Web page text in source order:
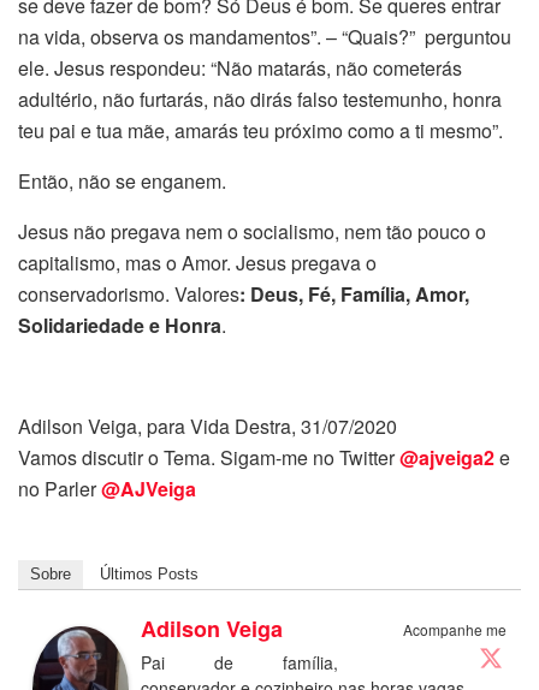
na vida, observa os mandamentos”. – “Quais?” perguntou
ele. Jesus respondeu: “Não matarás, não cometerás
adultério, não furtarás, não dirás falso testemunho, honra
teu pai e tua mãe, amarás teu próximo como a ti mesmo”.
Então, não se enganem.
Jesus não pregava nem o socialismo, nem tão pouco o
capitalismo, mas o Amor. Jesus pregava o
conservadorismo. Valores: Deus, Fé, Família, Amor,
Solidariedade e Honra.
Adilson Veiga, para Vida Destra, 31/07/2020
Vamos discutir o Tema. Sigam-me no Twitter@ajveiga2e
no Parler@AJVeiga
Sobre Últimos Posts
Acompanhe me
Adilson Veiga
Pai de família,